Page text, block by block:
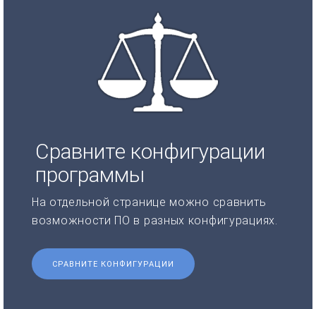
Сравните конфигурации
программы
На отдельной странице можно сравнить
возможности ПО в разных конфигурациях.
СРАВНИТЕ КОНФИГУРАЦИИ